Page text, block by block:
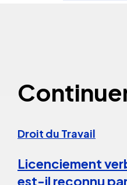
Droit du Travail
Licenciement
est-il reconnu